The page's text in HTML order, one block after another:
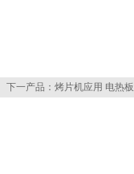
下一产品： 烤片机应用 电热板